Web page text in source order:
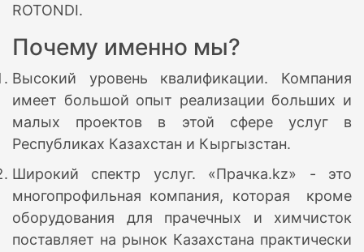
ROTONDI.
Почему именно мы?
Высокий уровень квалификации. Компания
имеет большой опыт реализации больших и
малых проектов в этой сфере услуг в
Республиках Казахстан и Кыргызстан.
Широкий спектр услуг. «Прачка.kz» - это
многопрофильная компания, которая кроме
оборудования для прачечных и химчисток
поставляет на рынок Казахстана практически